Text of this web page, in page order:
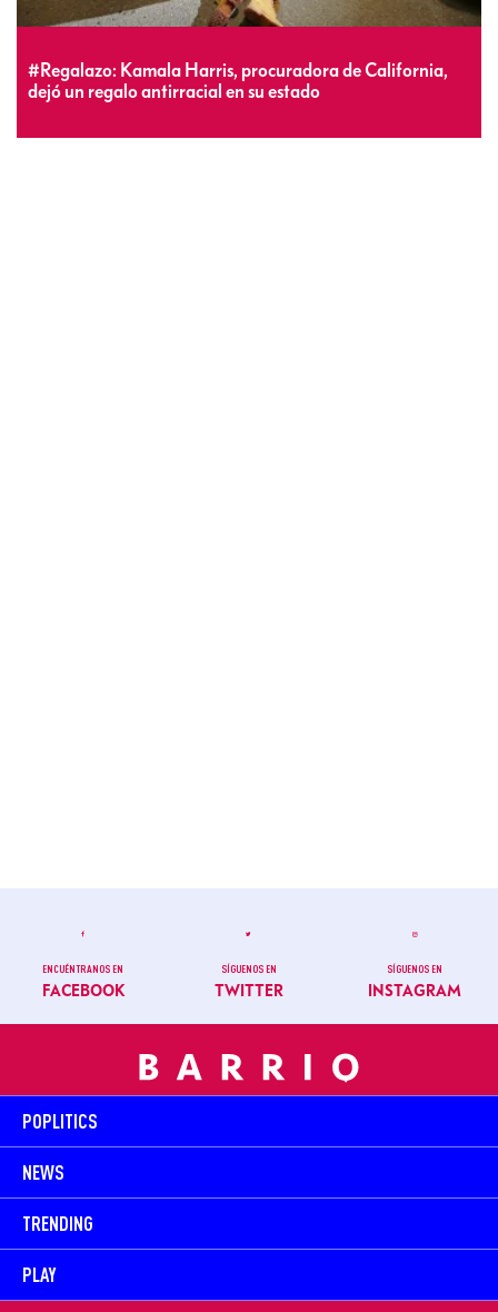
#Regalazo: Kamala Harris, procuradora de California,
dejó un regalo antirracial en su estado
ENCUÉNTRANOS EN
FACEBOOK
SÍGUENOS EN
TWITTER
SÍGUENOS EN
INSTAGRAM
POPLITICS
NEWS
TRENDING
PLAY